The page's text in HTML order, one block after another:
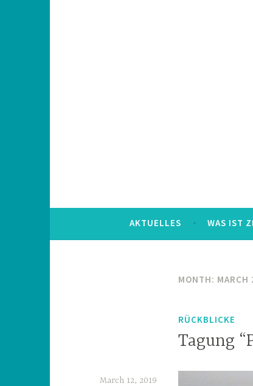
AKTUELLES WAS IST
MONTH: MARCH
RÜCKBLICKE
Tagung
March 12, 2019